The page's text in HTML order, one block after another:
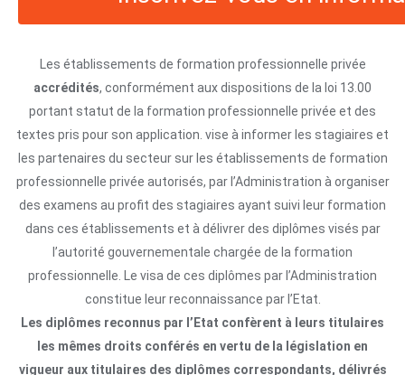
Les établissements de formation professionnelle privée
accrédités, conformément aux dispositions de la loi 13.00
portant statut de la formation professionnelle privée et des
textes pris pour son application. vise à informer les stagiaires et
les partenaires du secteur sur les établissements de formation
professionnelle privée autorisés, par l’Administration à organiser
des examens au profit des stagiaires ayant suivi leur formation
dans ces établissements et à délivrer des diplômes visés par
l’autorité gouvernementale chargée de la formation
professionnelle. Le visa de ces diplômes par l’Administration
constitue leur reconnaissance par l’Etat.
Les diplômes reconnus par l’Etat confèrent à leurs titulaires
les mêmes droits conférés en vertu de la législation en
vigueur aux titulaires des diplômes correspondants, délivrés